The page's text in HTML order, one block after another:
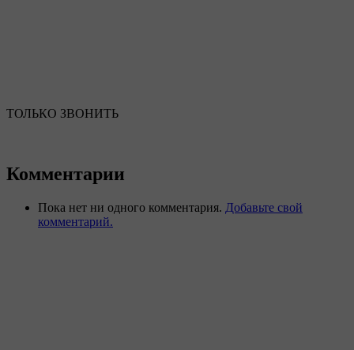
ТОЛЬКО ЗВОНИТЬ
Комментарии
Пока нет ни одного комментария. Добавьте свой
комментарий.